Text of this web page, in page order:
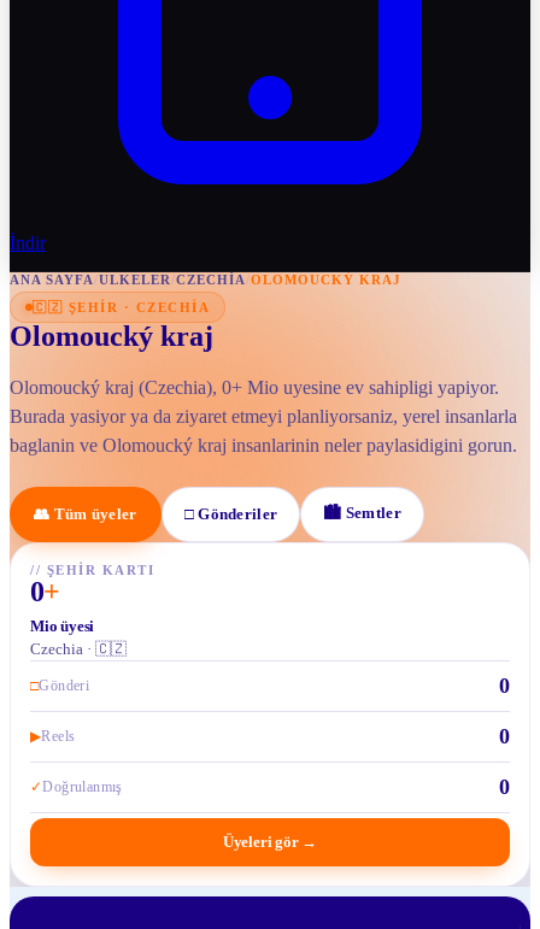
İndir
ANA SAYFA/ULKELER/CZECHIA/OLOMOUCKÝ KRAJ
🇨🇿 ŞEHIR · CZECHIA
Olomoucký kraj
Olomoucký kraj (Czechia), 0+ Mio uyesine ev sahipligi yapiyor.
Burada yasiyor ya da ziyaret etmeyi planliyorsaniz, yerel insanlarla
baglanin ve Olomoucký kraj insanlarinin neler paylasidigini gorun.
👥 Tüm üyeler □Gönderiler 🏙 Semtler
// ŞEHIR KARTI
0+
Mio üyesi
Czechia · 🇨🇿
□Gönderi 0
▶Reels 0
✓Doğrulanmış 0
Üyeleri gör →